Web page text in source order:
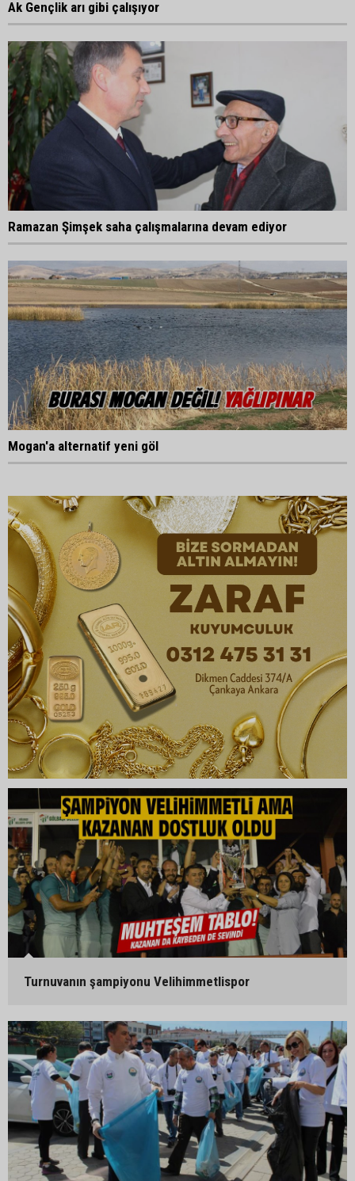
Ak Gençlik arı gibi çalışıyor
Ramazan Şimşek saha çalışmalarına devam ediyor
Mogan'a alternatif yeni göl
Turnuvanın şampiyonu Velihimmetlispor